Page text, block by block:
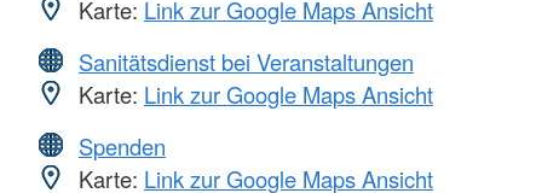
Karte: Link zur Google Maps Ansicht
Sanitätsdienst bei Veranstaltungen
Karte: Link zur Google Maps Ansicht
Spenden
Karte: Link zur Google Maps Ansicht